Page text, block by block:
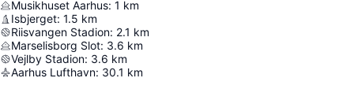
Musikhuset Aarhus: 1 km
Isbjerget: 1.5 km
Riisvangen Stadion: 2.1 km
Marselisborg Slot: 3.6 km
Vejlby Stadion: 3.6 km
Aarhus Lufthavn: 30.1 km